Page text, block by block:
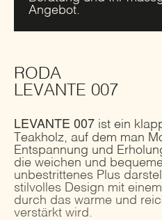
Angebot.
RODA
LEVANTE 007
LEVANTE 007 ist ein
Teakholz, auf dem man
Entspannung und
die weichen und
unbestrittenes Plus
stilvolles Design mit
durch das warme und
verstärkt wird.